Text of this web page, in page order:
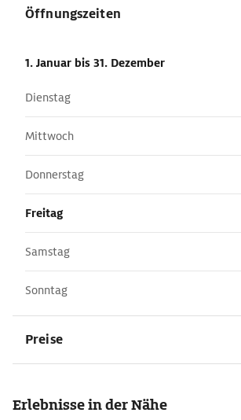
Öffnungszeiten
1. Januar bis 31. Dezember
Dienstag
Mittwoch
Donnerstag
Freitag
Samstag
Sonntag
Preise
Erlebnisse in der Nähe